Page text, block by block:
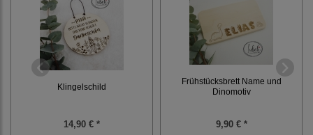
Klingelschild
14,90 € *
Frühstücksbrett Name und
Dinomotiv
9,90 € *